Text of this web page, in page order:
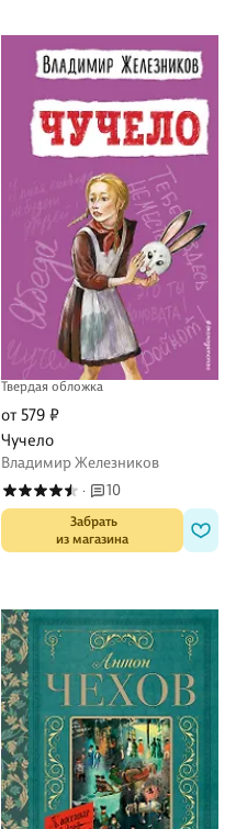
Твердая обложка
от 579 ₽
Чучело
Владимир Железников
· 10
Забрать
из магазина